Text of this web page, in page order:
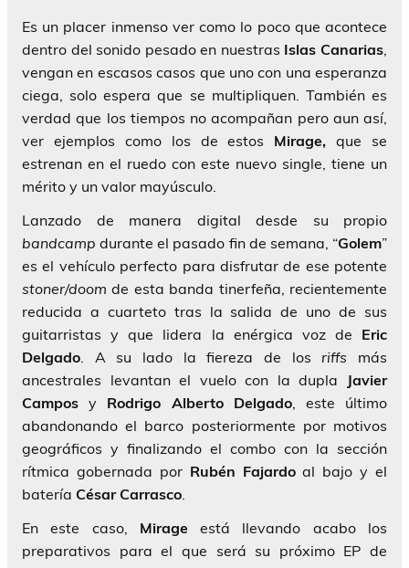
Es un placer inmenso ver como lo poco que acontece
dentro del sonido pesado en nuestras Islas Canarias
vengan en escasos casos que uno con una esperanza
ciega, solo espera que se multipliquen. También es
verdad que los tiempos no acompañan pero aun así,
ver ejemplos como los de estos Mirage, que se
estrenan en el ruedo con este nuevo single, tiene un
mérito y un valor mayúsculo.
Lanzado de manera digital desde su propio
bandcamp durante el pasado fin de semana, “Golem”
es el vehículo perfecto para disfrutar de ese potente
stoner/doom de esta banda tinerfeña, recientemente
reducida a cuarteto tras la salida de uno de sus
guitarristas y que lidera la enérgica voz de Eric
Delgado . A su lado la fiereza de los riffs más
ancestrales levantan el vuelo con la dupla Javier
Campos y Rodrigo Alberto Delgado, este último
abandonando el barco posteriormente por motivos
geográficos y finalizando el combo con la sección
rítmica gobernada por Rubén Fajardoal bajo y el
batería César Carrasco
En este caso, Mirage está llevando acabo los
preparativos para el que será su próximo EP de